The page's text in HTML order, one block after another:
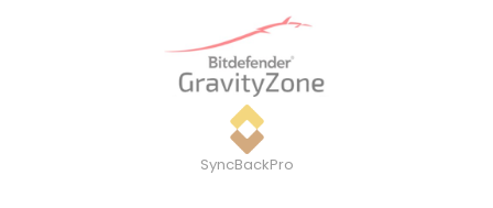
SyncBackPro